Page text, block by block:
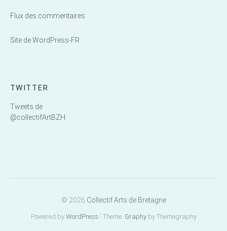
Flux des commentaires
Site de WordPress-FR
TWITTER
Tweets de
@collectifArtBZH
© 2026 Collectif Arts de Bretagne
Powered by WordPress | Theme: Graphyby Themegraphy